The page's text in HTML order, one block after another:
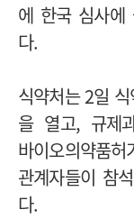
에 한국 심사에
다.
식약처는 2일
을 열고, 규제
바이오의약품
관계자들이 참
다.